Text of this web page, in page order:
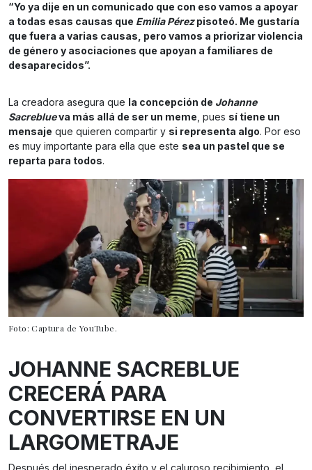
“Yo ya dije en un comunicado que con eso vamos a apoyar
a todas esas causas que Emilia Pérezpisoteó. Me gustaría
que fuera a varias causas, pero vamos a priorizar violencia
de género y asociaciones que apoyan a familiares de
desaparecidos”.
La creadora asegura que la concepción de Johanne
Sacreblueva más allá de ser un meme , pues sí tiene un
mensaje que quieren compartir y si representa algo. Por eso
es muy importante para ella que este sea un pastel que se
reparta para todos.
Foto: Captura de YouTube.
JOHANNE SACREBLUE
CRECERÁ PARA
CONVERTIRSE EN UN
LARGOMETRAJE